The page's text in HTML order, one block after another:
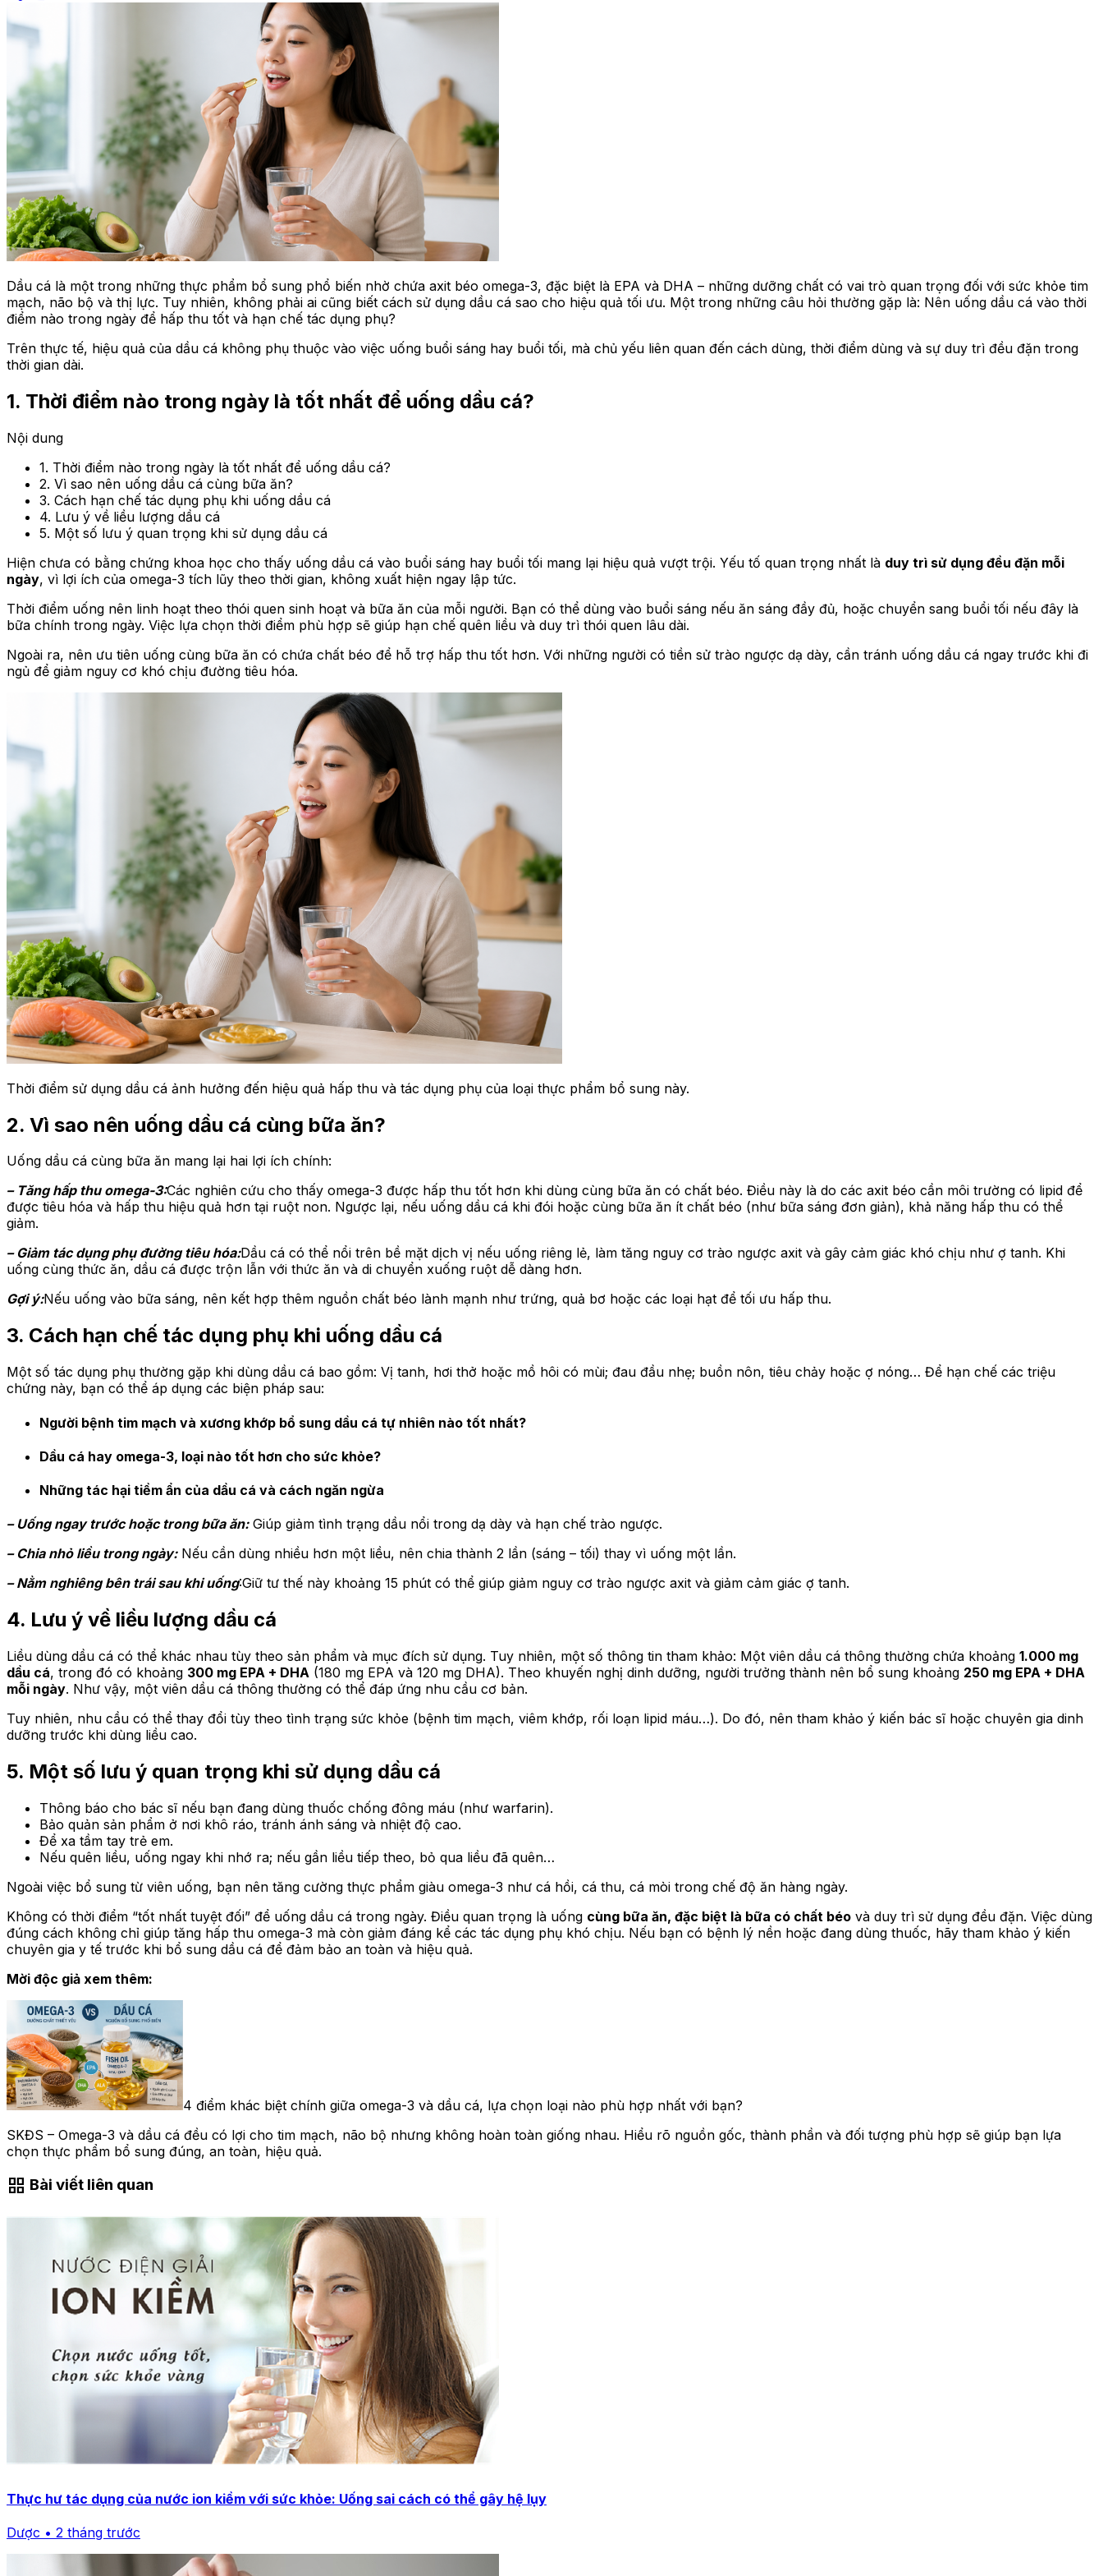
Dầu cá là một trong những thực phẩm bổ sung phổ biến nhờ chứa axit béo omega-3, đặc biệt là EPA và DHA – những dưỡng chất có vai trò quan trọng đối với sức khỏe tim
mạch, não bộ và thị lực. Tuy nhiên, không phải ai cũng biết cách sử dụng dầu cá sao cho hiệu quả tối ưu. Một trong những câu hỏi thường gặp là: Nên uống dầu cá vào thời
điểm nào trong ngày để hấp thu tốt và hạn chế tác dụng phụ?
Trên thực tế, hiệu quả của dầu cá không phụ thuộc vào việc uống buổi sáng hay buổi tối, mà chủ yếu liên quan đến cách dùng, thời điểm dùng và sự duy trì đều đặn trong
thời gian dài.
1. Thời điểm nào trong ngày là tốt nhất để uống dầu cá?
Nội dung
1. Thời điểm nào trong ngày là tốt nhất để uống dầu cá?
2. Vì sao nên uống dầu cá cùng bữa ăn?
3. Cách hạn chế tác dụng phụ khi uống dầu cá
4. Lưu ý về liều lượng dầu cá
5. Một số lưu ý quan trọng khi sử dụng dầu cá
Hiện chưa có bằng chứng khoa học cho thấy uống dầu cá vào buổi sáng hay buổi tối mang lại hiệu quả vượt trội. Yếu tố quan trọng nhất là duy trì sử dụng đều đặn mỗi
ngày, vì lợi ích của omega-3 tích lũy theo thời gian, không xuất hiện ngay lập tức.
Thời điểm uống nên linh hoạt theo thói quen sinh hoạt và bữa ăn của mỗi người. Bạn có thể dùng vào buổi sáng nếu ăn sáng đầy đủ, hoặc chuyển sang buổi tối nếu đây là
bữa chính trong ngày. Việc lựa chọn thời điểm phù hợp sẽ giúp hạn chế quên liều và duy trì thói quen lâu dài.
Ngoài ra, nên ưu tiên uống cùng bữa ăn có chứa chất béo để hỗ trợ hấp thu tốt hơn. Với những người có tiền sử trào ngược dạ dày, cần tránh uống dầu cá ngay trước khi đi
ngủ để giảm nguy cơ khó chịu đường tiêu hóa.
Thời điểm sử dụng dầu cá ảnh hưởng đến hiệu quả hấp thu và tác dụng phụ của loại thực phẩm bổ sung này.
2. Vì sao nên uống dầu cá cùng bữa ăn?
Uống dầu cá cùng bữa ăn mang lại hai lợi ích chính:
– Tăng hấp thu omega-3:Các nghiên cứu cho thấy omega-3 được hấp thu tốt hơn khi dùng cùng bữa ăn có chất béo. Điều này là do các axit béo cần môi trường có lipid để
được tiêu hóa và hấp thu hiệu quả hơn tại ruột non. Ngược lại, nếu uống dầu cá khi đói hoặc cùng bữa ăn ít chất béo (như bữa sáng đơn giản), khả năng hấp thu có thể
giảm.
– Giảm tác dụng phụ đường tiêu hóa:Dầu cá có thể nổi trên bề mặt dịch vị nếu uống riêng lẻ, làm tăng nguy cơ trào ngược axit và gây cảm giác khó chịu như ợ tanh. Khi
uống cùng thức ăn, dầu cá được trộn lẫn với thức ăn và di chuyển xuống ruột dễ dàng hơn.
Gợi ý:Nếu uống vào bữa sáng, nên kết hợp thêm nguồn chất béo lành mạnh như trứng, quả bơ hoặc các loại hạt để tối ưu hấp thu.
3. Cách hạn chế tác dụng phụ khi uống dầu cá
Một số tác dụng phụ thường gặp khi dùng dầu cá bao gồm: Vị tanh, hơi thở hoặc mồ hôi có mùi; đau đầu nhẹ; buồn nôn, tiêu chảy hoặc ợ nóng… Để hạn chế các triệu
chứng này, bạn có thể áp dụng các biện pháp sau:
Người bệnh tim mạch và xương khớp bổ sung dầu cá tự nhiên nào tốt nhất?
Dầu cá hay omega-3, loại nào tốt hơn cho sức khỏe?
Những tác hại tiềm ẩn của dầu cá và cách ngăn ngừa
– Uống ngay trước hoặc trong bữa ăn:Giúp giảm tình trạng dầu nổi trong dạ dày và hạn chế trào ngược.
– Chia nhỏ liều trong ngày:Nếu cần dùng nhiều hơn một liều, nên chia thành 2 lần (sáng – tối) thay vì uống một lần.
– Nằm nghiêng bên trái sau khi uống:Giữ tư thế này khoảng 15 phút có thể giúp giảm nguy cơ trào ngược axit và giảm cảm giác ợ tanh.
4. Lưu ý về liều lượng dầu cá
Liều dùng dầu cá có thể khác nhau tùy theo sản phẩm và mục đích sử dụng. Tuy nhiên, một số thông tin tham khảo: Một viên dầu cá thông thường chứa khoảng 1.000 mg
dầu cá, trong đó có khoảng 300 mg EPA + DHA (180 mg EPA và 120 mg DHA). Theo khuyến nghị dinh dưỡng, người trưởng thành nên bổ sung khoảng 250 mg EPA + DHA
mỗi ngày. Như vậy, một viên dầu cá thông thường có thể đáp ứng nhu cầu cơ bản.
Tuy nhiên, nhu cầu có thể thay đổi tùy theo tình trạng sức khỏe (bệnh tim mạch, viêm khớp, rối loạn lipid máu…). Do đó, nên tham khảo ý kiến bác sĩ hoặc chuyên gia dinh
dưỡng trước khi dùng liều cao.
5. Một số lưu ý quan trọng khi sử dụng dầu cá
Thông báo cho bác sĩ nếu bạn đang dùng thuốc chống đông máu (như warfarin).
Bảo quản sản phẩm ở nơi khô ráo, tránh ánh sáng và nhiệt độ cao.
Để xa tầm tay trẻ em.
Nếu quên liều, uống ngay khi nhớ ra; nếu gần liều tiếp theo, bỏ qua liều đã quên…
Ngoài việc bổ sung từ viên uống, bạn nên tăng cường thực phẩm giàu omega-3 như cá hồi, cá thu, cá mòi trong chế độ ăn hàng ngày.
Không có thời điểm “tốt nhất tuyệt đối” để uống dầu cá trong ngày. Điều quan trọng là uống cùng bữa ăn, đặc biệt là bữa có chất béo và duy trì sử dụng đều đặn. Việc dùng
đúng cách không chỉ giúp tăng hấp thu omega-3 mà còn giảm đáng kể các tác dụng phụ khó chịu. Nếu bạn có bệnh lý nền hoặc đang dùng thuốc, hãy tham khảo ý kiến
chuyên gia y tế trước khi bổ sung dầu cá để đảm bảo an toàn và hiệu quả.
Mời độc giả xem thêm:
4 điểm khác biệt chính giữa omega-3 và dầu cá, lựa chọn loại nào phù hợp nhất với bạn?
SKĐS – Omega-3 và dầu cá đều có lợi cho tim mạch, não bộ nhưng không hoàn toàn giống nhau. Hiểu rõ nguồn gốc, thành phần và đối tượng phù hợp sẽ giúp bạn lựa
chọn thực phẩm bổ sung đúng, an toàn, hiệu quả.
grid_view Bài viết liên quan
Thực hư tác dụng của nước ion kiềm với sức khỏe: Uống sai cách có thể gây hệ lụy
Dược • 2 tháng trước